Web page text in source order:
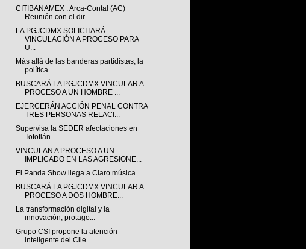
CITIBANAMEX : Arca-Contal (AC)
Reunión con el dir...
LA PGJCDMX SOLICITARÁ
VINCULACIÓN A PROCESO PARA
U...
Más allá de las banderas partidistas, la
política ...
BUSCARÁ LA PGJCDMX VINCULAR A
PROCESO A UN HOMBRE ...
EJERCERÁN ACCIÓN PENAL CONTRA
TRES PERSONAS RELACI...
Supervisa la SEDER afectaciones en
Tototlán
VINCULAN A PROCESO A UN
IMPLICADO EN LAS AGRESIONE...
El Panda Show llega a Claro música
BUSCARÁ LA PGJCDMX VINCULAR A
PROCESO A DOS HOMBRE...
La transformación digital y la
innovación, protago...
Grupo CSI propone la atención
inteligente del Clie...